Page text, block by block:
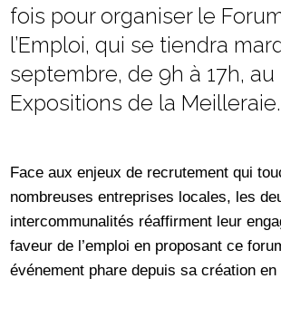
fois pour organiser le
l’Emploi, qui se tiendra
septembre, de 9h à 17h, au
Expositions de la Meilleraie.
Face aux enjeux de recrutement qui
nombreuses entreprises locales, les
intercommunalités réaffirment leur
faveur de l’emploi en proposant ce
événement phare depuis sa création en